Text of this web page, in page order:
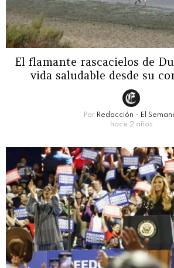
El flamante rascacielos de
vida saludable desde su
Por Redacción - El
hace 2 años